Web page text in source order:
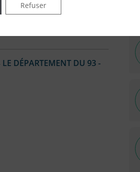
DÉPARTEMENT DU 93 -
Refuser